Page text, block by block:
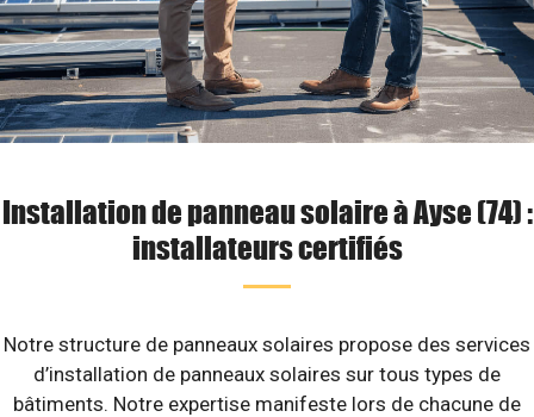
Installation de panneau solaire à Ayse (74) :
installateurs certifiés
Notre structure de panneaux solaires propose des services
d’installation de panneaux solaires sur tous types de
bâtiments. Notre expertise manifeste lors de chacune de